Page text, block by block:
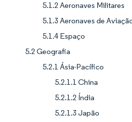
5.1.2 Aeronaves Militares
5.1.3 Aeronaves de
5.1.4 Espaço
5.2 Geografia
5.2.1 Ásia-Pacífico
5.2.1.1 China
5.2.1.2 Índia
5.2.1.3 Japão